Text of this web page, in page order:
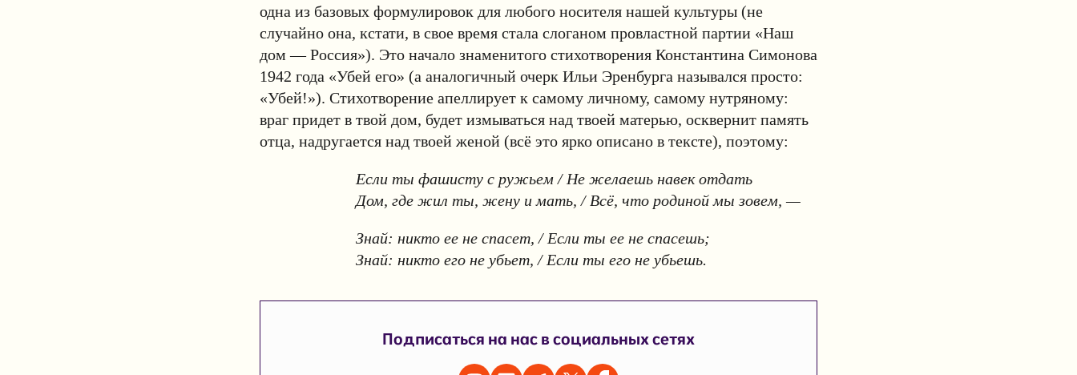
одна из базовых формулировок для любого носителя нашей культуры (не
случайно она, кстати, в свое время стала слоганом провластной партии «Наш
дом — Россия»). Это начало знаменитого стихотворения Константина Симонова
1942 года «Убей его» (а аналогичный очерк Ильи Эренбурга назывался просто:
«Убей!»). Стихотворение апеллирует к самому личному, самому нутряному:
враг придет в твой дом, будет измываться над твоей матерью, осквернит память
отца, надругается над твоей женой (всё это ярко описано в тексте), поэтому:
Если ты фашисту с ружьем / Не желаешь навек отдать
Дом, где жил ты, жену и мать, / Всё, что родиной мы зовем, —
Знай: никто ее не спасет, / Если ты ее не спасешь;
Знай: никто его не убьет, / Если ты его не убьешь.
Подписаться на нас в социальных сетях